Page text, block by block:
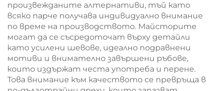
произвежданите алтернативи, тъй като
всяко парче получава индивидуално внимание
по време на производството. Майсторите
могат да се съсредоточат върху детайли
като усилени шевове, идеално подравнени
мотиви и внимателно завършени ръбове,
които издържат честа употреба и перене.
Това внимание към качеството се превръща в